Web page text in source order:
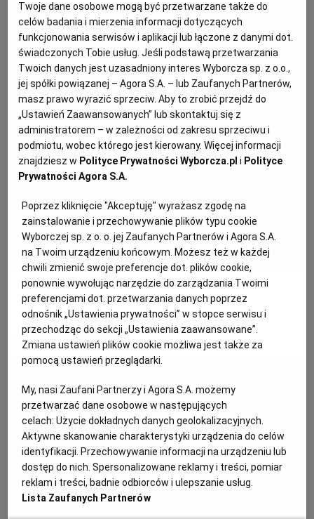
MAKARONY
DRÓB
MIĘSA
RYBY
PRZEKĄSKI
DOMOWE PRZETWORY
SOST, DIPY I INNE DODATKI
KUCHNIA GRECKA
KUCHNIA PORTUGALSKA
KUCHNIA FRANCUSKA
KUCHNIA AMERYKAŃSKA
KUCHNIA POLSKA
KUCHNIA MEKSYKAŃSKA
KUCHNIA INDYJSKA
KUCHNIA HISZPAŃSKA
KUCHNIA NIEMIECKA
WEGAN
BEZ GLUTENU
FELIETONY KULINARNE
KSIĄŻKI KULINARNE
SZEF KUCHNI
BIAŁYSTOK
BIELSKO-BIAŁA
BYDGOSZCZ
CZĘSTOCHOWA
GLIWICE
GORZÓW WIELKOPOLSKI
KALISZ
KATOWICE
KIELCE
KOSZALIN
KRAKÓW
WYBORCZA.PL
MAGAZYNY
DUŻY FORMAT
WOLNA SOBOTA
ALE HISTORIA
WYBORCZA TV I VOD
TYLKO ZDROWIE
KSIĄŻKI. MAGAZYN DO CZYTANIA
NASZA EUROPA
SŁÓWKA. MAGAZYN O JĘZYKU
WYBORCZA CLASSIC
WYBORCZA.BIZ
WYSOKIE OBCASY
BIQDATA
JUTRONAUCI
ARCHIWUM
INNE SERWISY
GAZETA.PL
TOK FM
SPORT.PL
Letnia tarta z młodymi buraczkami i serem
MATERIAŁ PROMOCYJNY
Twoje dane osobowe mogą być przetwarzane także do
celów badania i mierzenia informacji dotyczących
funkcjonowania serwisów i aplikacji lub łączone z danymi dot.
świadczonych Tobie usług. Jeśli podstawą przetwarzania
Twoich danych jest uzasadniony interes Wyborcza sp. z o.o.,
jej spółki powiązanej – Agora S.A. – lub Zaufanych Partnerów,
masz prawo wyrazić sprzeciw. Aby to zrobić przejdź do
„Ustawień Zaawansowanych” lub skontaktuj się z
administratorem – w zależności od zakresu sprzeciwu i
podmiotu, wobec którego jest kierowany. Więcej informacji
znajdziesz w Polityce Prywatności Wyborcza.pl i Polityce
Prywatności Agora S.A.
Poprzez kliknięcie "Akceptuję" wyrażasz zgodę na
zainstalowanie i przechowywanie plików typu cookie
Wyborczej sp. z o. o. jej Zaufanych Partnerów i Agora S.A.
na Twoim urządzeniu końcowym. Możesz też w każdej
chwili zmienić swoje preferencje dot. plików cookie,
ponownie wywołując narzędzie do zarządzania Twoimi
preferencjami dot. przetwarzania danych poprzez
odnośnik „Ustawienia prywatności” w stopce serwisu i
przechodząc do sekcji „Ustawienia zaawansowane”.
Zmiana ustawień plików cookie możliwa jest także za
pomocą ustawień przeglądarki.
My, nasi Zaufani Partnerzy i Agora S.A. możemy
przetwarzać dane osobowe w następujących
celach:Użycie dokładnych danych geolokalizacyjnych.
Aktywne skanowanie charakterystyki urządzenia do celów
identyfikacji. Przechowywanie informacji na urządzeniu lub
dostęp do nich. Spersonalizowane reklamy i treści, pomiar
reklam i treści, badnie odbiorców i ulepszanie usług.
Lista Zaufanych Partnerów